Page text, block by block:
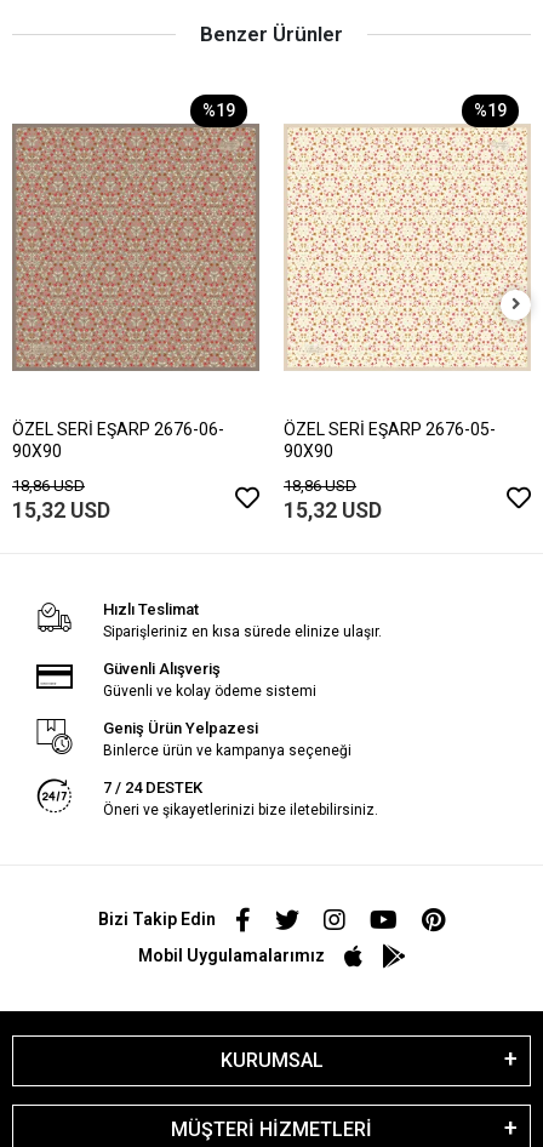
Benzer Ürünler
%19
ÖZEL SERİ EŞARP 2676-06-
90X90
18,86 USD
15,32 USD
%19
ÖZEL SERİ EŞARP 2676-05-
90X90
18,86 USD
15,32 USD
Hızlı Teslimat
Siparişleriniz en kısa sürede elinize ulaşır.
Güvenli Alışveriş
Güvenli ve kolay ödeme sistemi
Geniş Ürün Yelpazesi
Binlerce ürün ve kampanya seçeneği
7 / 24 DESTEK
Öneri ve şikayetlerinizi bize iletebilirsiniz.
Bizi Takip Edin
Mobil Uygulamalarımız
KURUMSAL
MÜŞTERİ HİZMETLERİ